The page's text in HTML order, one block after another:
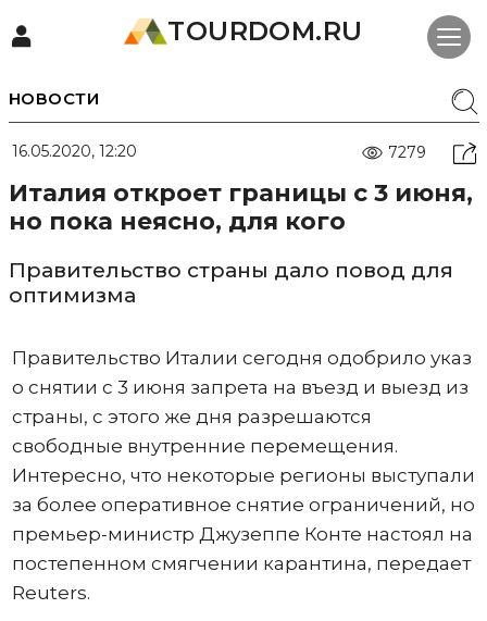
TOURDOM.RU
НОВОСТИ
16.05.2020, 12:20 7279
Италия откроет границы с 3 июня,
но пока неясно, для кого
Правительство страны дало повод для
оптимизма
Правительство Италии сегодня одобрило указ
о снятии с 3 июня запрета на въезд и выезд из
страны, с этого же дня разрешаются
свободные внутренние перемещения.
Интересно, что некоторые регионы выступали
за более оперативное снятие ограничений, но
премьер-министр Джузеппе Конте настоял на
постепенном смягчении карантина, передает
Reuters.